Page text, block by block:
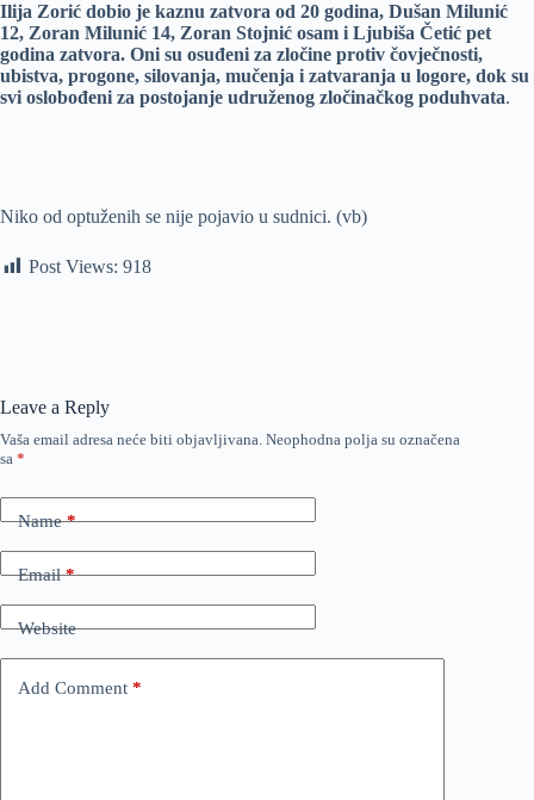
Ilija Zorić dobio je kaznu zatvora od 20 godina, Dušan Milunić
12, Zoran Milunić 14, Zoran Stojnić osam i Ljubiša Četić pet
godina zatvora. Oni su osuđeni za zločine protiv čovječnosti,
ubistva, progone, silovanja, mučenja i zatvaranja u logore, dok su
svi oslobođeni za postojanje udruženog zločinačkog poduhvata.
Niko od optuženih se nije pojavio u sudnici. (vb)
Post Views: 918
Leave a Reply
Vaša email adresa neće biti objavljivana. Neophodna polja su označena
sa *
Name*
Email*
Website
Add Comment *